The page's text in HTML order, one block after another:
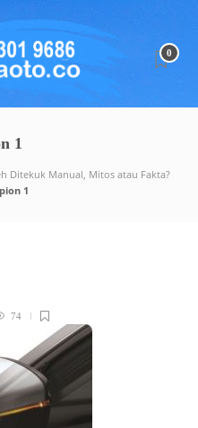
0
1
Ditekuk Manual, Mitos atau Fakta?
1
74